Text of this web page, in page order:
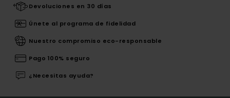
Devoluciones en 30 días
Únete al programa de fidelidad
Nuestro compromiso eco-responsable
Pago 100% seguro
¿Necesitas ayuda?